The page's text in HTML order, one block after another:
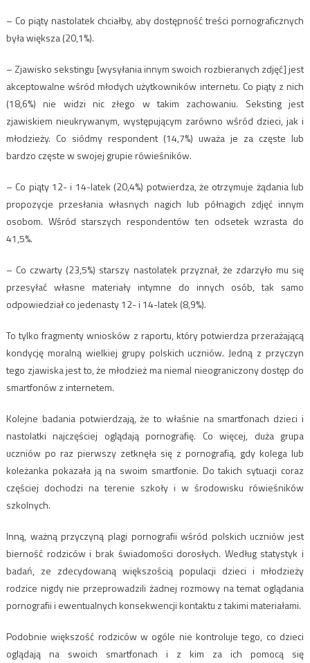
– Co piąty nastolatek chciałby, aby dostępność treści pornograficznych
była większa (20,1%).
– Zjawisko sekstingu [wysyłania innym swoich rozbieranych zdjęć] jest
akceptowalne wśród młodych użytkowników internetu. Co piąty z nich
(18,6%) nie widzi nic złego w takim zachowaniu. Seksting jest
zjawiskiem nieukrywanym, występującym zarówno wśród dzieci, jak i
młodzieży. Co siódmy respondent (14,7%) uważa je za częste lub
bardzo częste w swojej grupie rówieśników.
– Co piąty 12- i 14-latek (20,4%) potwierdza, że otrzymuje żądania lub
propozycje przesłania własnych nagich lub półnagich zdjęć innym
osobom. Wśród starszych respondentów ten odsetek wzrasta do
41,5%.
– Co czwarty (23,5%) starszy nastolatek przyznał, że zdarzyło mu się
przesyłać własne materiały intymne do innych osób, tak samo
odpowiedział co jedenasty 12- i 14-latek (8,9%).
To tylko fragmenty wniosków z raportu, który potwierdza przerażającą
kondycję moralną wielkiej grupy polskich uczniów. Jedną z przyczyn
tego zjawiska jest to, że młodzież ma niemal nieograniczony dostęp do
smartfonów z internetem.
Kolejne badania potwierdzają, że to właśnie na smartfonach dzieci i
nastolatki najczęściej oglądają pornografię. Co więcej, duża grupa
uczniów po raz pierwszy zetknęła się z pornografią, gdy kolega lub
koleżanka pokazała ją na swoim smartfonie. Do takich sytuacji coraz
częściej dochodzi na terenie szkoły i w środowisku rówieśników
szkolnych.
Inną, ważną przyczyną plagi pornografii wśród polskich uczniów jest
bierność rodziców i brak świadomości dorosłych. Według statystyk i
badań, ze zdecydowaną większością populacji dzieci i młodzieży
rodzice nigdy nie przeprowadzili żadnej rozmowy na temat oglądania
pornografii i ewentualnych konsekwencji kontaktu z takimi materiałami.
Podobnie większość rodziców w ogóle nie kontroluje tego, co dzieci
oglądają na swoich smartfonach i z kim za ich pomocą się